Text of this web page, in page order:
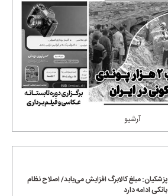
آرشیو
پزشکیان: مبلغ کالابرگ افزایش می‌یابد/ اصلاح نظام
بانکی ادامه دارد